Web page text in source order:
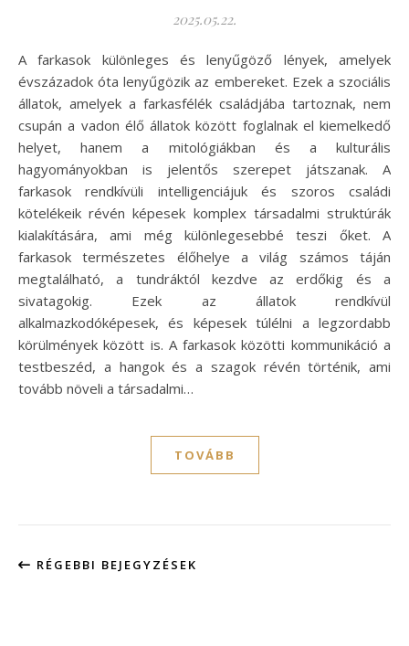
2025.05.22.
A farkasok különleges és lenyűgöző lények, amelyek
évszázadok óta lenyűgözik az embereket. Ezek a szociális
állatok, amelyek a farkasfélék családjába tartoznak, nem
csupán a vadon élő állatok között foglalnak el kiemelkedő
helyet, hanem a mitológiákban és a kulturális
hagyományokban is jelentős szerepet játszanak. A
farkasok rendkívüli intelligenciájuk és szoros családi
kötelékeik révén képesek komplex társadalmi struktúrák
kialakítására, ami még különlegesebbé teszi őket. A
farkasok természetes élőhelye a világ számos táján
megtalálható, a tundráktól kezdve az erdőkig és a
sivatagokig. Ezek az állatok rendkívül
alkalmazkodóképesek, és képesek túlélni a legzordabb
körülmények között is. A farkasok közötti kommunikáció a
testbeszéd, a hangok és a szagok révén történik, ami
tovább növeli a társadalmi…
TOVÁBB
RÉGEBBI BEJEGYZÉSEK